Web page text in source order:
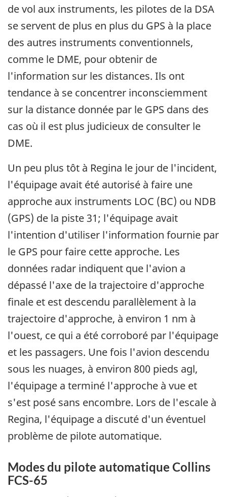
de vol aux instruments, les pilotes de la DSA
se servent de plus en plus du GPS à la place
des autres instruments conventionnels,
comme le DME, pour obtenir de
l'information sur les distances. Ils ont
tendance à se concentrer inconsciemment
sur la distance donnée par le GPS dans des
cas où il est plus judicieux de consulter le
DME.
Un peu plus tôt à Regina le jour de l'incident,
l'équipage avait été autorisé à faire une
approche aux instruments LOC (BC) ou NDB
(GPS) de la piste 31; l'équipage avait
l'intention d'utiliser l'information fournie par
le GPS pour faire cette approche. Les
données radar indiquent que l'avion a
dépassé l'axe de la trajectoire d'approche
finale et est descendu parallèlement à la
trajectoire d'approche, à environ 1 nm à
l'ouest, ce qui a été corroboré par l'équipage
et les passagers. Une fois l'avion descendu
sous les nuages, à environ 800 pieds agl,
l'équipage a terminé l'approche à vue et
s'est posé sans encombre. Lors de l'escale à
Regina, l'équipage a discuté d'un éventuel
problème de pilote automatique.
Modes du pilote automatique Collins
FCS-65